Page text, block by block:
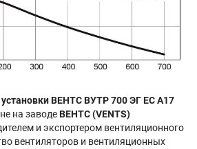
ВЕНТС ВУТР 700 ЭГ EC А17
на заводеВЕНТС (VENTS)
и экспортером вентиляционного
вентиляторов и вентиляционных